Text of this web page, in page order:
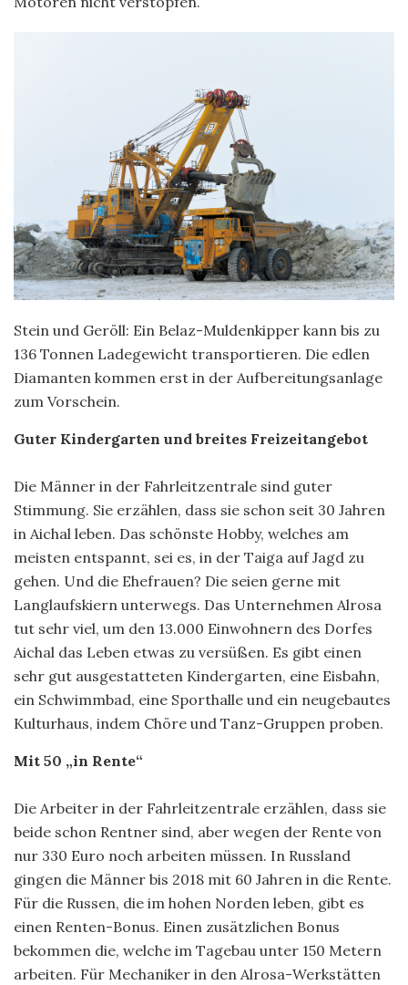
Stein und Geröll: Ein Belaz-Muldenkipper kann bis zu
136 Tonnen Ladegewicht transportieren. Die edlen
Diamanten kommen erst in der Aufbereitungsanlage
zum Vorschein.
Guter Kindergarten und breites Freizeitangebot
Die Männer in der Fahrleitzentrale sind guter
Stimmung. Sie erzählen, dass sie schon seit 30 Jahren
in Aichal leben. Das schönste Hobby, welches am
meisten entspannt, sei es, in der Taiga auf Jagd zu
gehen. Und die Ehefrauen? Die seien gerne mit
Langlaufskiern unterwegs. Das Unternehmen Alrosa
tut sehr viel, um den 13.000 Einwohnern des Dorfes
Aichal das Leben etwas zu versüßen. Es gibt einen
sehr gut ausgestatteten Kindergarten, eine Eisbahn,
ein Schwimmbad, eine Sporthalle und ein neugebautes
Kulturhaus, indem Chöre und Tanz-Gruppen proben.
Mit 50 „in Rente“
Die Arbeiter in der Fahrleitzentrale erzählen, dass sie
beide schon Rentner sind, aber wegen der Rente von
nur 330 Euro noch arbeiten müssen. In Russland
gingen die Männer bis 2018 mit 60 Jahren in die Rente.
Für die Russen, die im hohen Norden leben, gibt es
einen Renten-Bonus. Einen zusätzlichen Bonus
bekommen die, welche im Tagebau unter 150 Metern
arbeiten. Für Mechaniker in den Alrosa-Werkstätten